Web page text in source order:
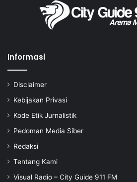
Informasi
Disclaimer
Kebijakan Privasi
Kode Etik Jurnalistik
Pedoman Media Siber
Redaksi
Tentang Kami
Visual Radio – City Guide 911 FM